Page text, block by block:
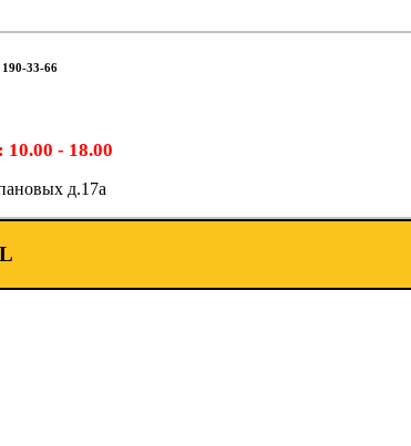
33-66
- 18.00
д.17а